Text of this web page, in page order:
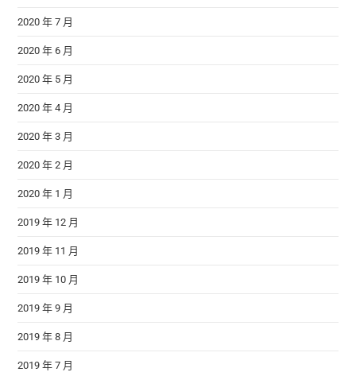
2020 年 7 月
2020 年 6 月
2020 年 5 月
2020 年 4 月
2020 年 3 月
2020 年 2 月
2020 年 1 月
2019 年 12 月
2019 年 11 月
2019 年 10 月
2019 年 9 月
2019 年 8 月
2019 年 7 月